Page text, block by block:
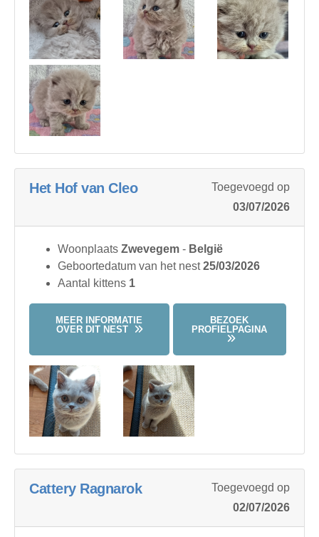
Het Hof van Cleo
Toegevoegd op
03/07/2026
Woonplaats Zwevegem - België
Geboortedatum van het nest25/03/2026
Aantal kittens 1
MEER INFORMATIE
OVER DIT NEST
BEZOEK
PROFIELPAGINA
Cattery Ragnarok
Toegevoegd op
02/07/2026